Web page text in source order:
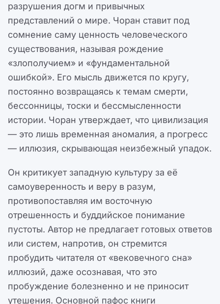
разрушения догм и привычных
представлений о мире. Чоран ставит под
сомнение саму ценность человеческого
существования, называя рождение
«злополучием» и «фундаментальной
ошибкой». Его мысль движется по кругу,
постоянно возвращаясь к темам смерти,
бессонницы, тоски и бессмысленности
истории. Чоран утверждает, что цивилизация
— это лишь временная аномалия, а прогресс
— иллюзия, скрывающая неизбежный упадок.
Он критикует западную культуру за её
самоуверенность и веру в разум,
противопоставляя им восточную
отрешенность и буддийское понимание
пустоты. Автор не предлагает готовых ответов
или систем, напротив, он стремится
пробудить читателя от «вековечного сна»
иллюзий, даже осознавая, что это
пробуждение болезненно и не приносит
утешения. Основной пафос книги